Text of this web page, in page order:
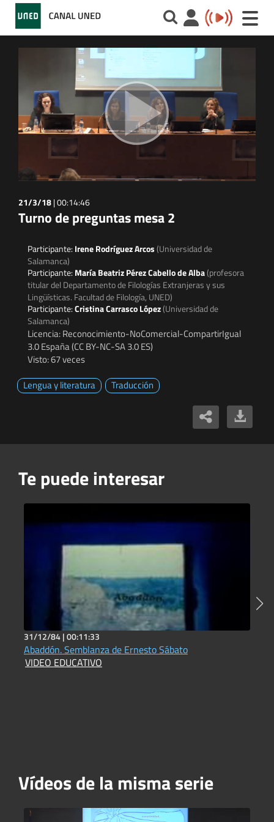
Toggle
21/3/18|00:14:46
Turno de preguntas mesa 2
Participante: Irene Rodríguez Arcos(Universidad de
Salamanca)
Participante: María Beatriz Pérez Cabello de Alba(profesora
titular del Departamento de Filologías Extranjeras y sus
Lingüísticas. Facultad de Filología, UNED)
Participante:Cristina Carrasco López(Universidad de
Salamanca)
Licencia: Reconocimiento-NoComercial-CompartirIgual
3.0 España (CC BY-NC-SA 3.0 ES)
Visto: 67 veces
Lengua y literatura
Traducción
Te puede interesar
31/12/84 |00:11:33
Abaddón. Semblanza de Ernesto Sábato
VIDEO EDUCATIVO
Vídeos de la misma serie